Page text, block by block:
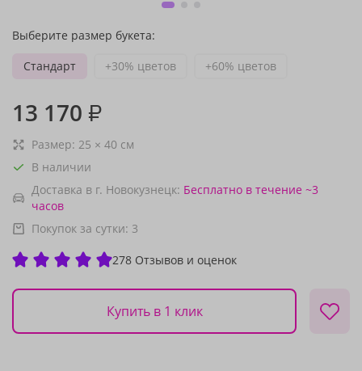
Выберите размер букета:
Стандарт
+30% цветов +60% цветов
13 170 ₽
Размер: 25 × 40 см
В наличии
Доставка в г. Новокузнецк: Бесплатно в течение ~3
часов
Покупок за сутки: 3
278 Отзывов и оценок
Купить в 1 клик